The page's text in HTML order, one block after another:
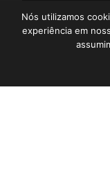
Nós utilizamos
experiência em